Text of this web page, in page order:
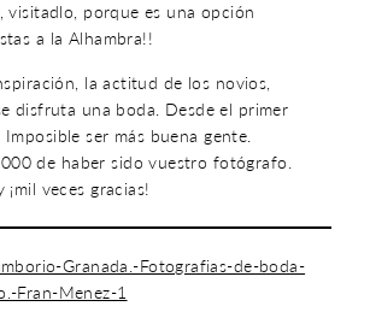
visitadlo, porque es una opción
a la Alhambra!!
la actitud de los novios,
disfruta una boda. Desde el primer
ser más buena gente.
de haber sido vuestro fotógrafo.
¡mil veces gracias!